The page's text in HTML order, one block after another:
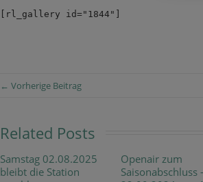
[rl_gallery id="1844"]
← Vorherige Beitrag
Related Posts
Samstag 02.08.2025
bleibt die Station
Openair zum
Saisonabschluss